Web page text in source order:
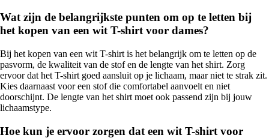
Wat zijn de belangrijkste punten om op te letten bij
het kopen van een wit T-shirt voor dames?
Bij het kopen van een wit T-shirt is het belangrijk om te letten op de
pasvorm, de kwaliteit van de stof en de lengte van het shirt. Zorg
ervoor dat het T-shirt goed aansluit op je lichaam, maar niet te strak zit.
Kies daarnaast voor een stof die comfortabel aanvoelt en niet
doorschijnt. De lengte van het shirt moet ook passend zijn bij jouw
lichaamstype.
Hoe kun je ervoor zorgen dat een wit T-shirt voor